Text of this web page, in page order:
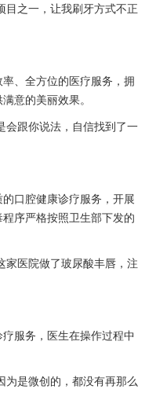
目之一，让我刷牙方式不正
、全方位的医疗服务，拥
意的美丽效果。
会跟你说法，自信找到了一
口腔健康诊疗服务，开展
序严格按照卫生部下发的
家医院做了玻尿酸丰唇，注
服务，医生在操作过程中
为是微创的，都没有再那么